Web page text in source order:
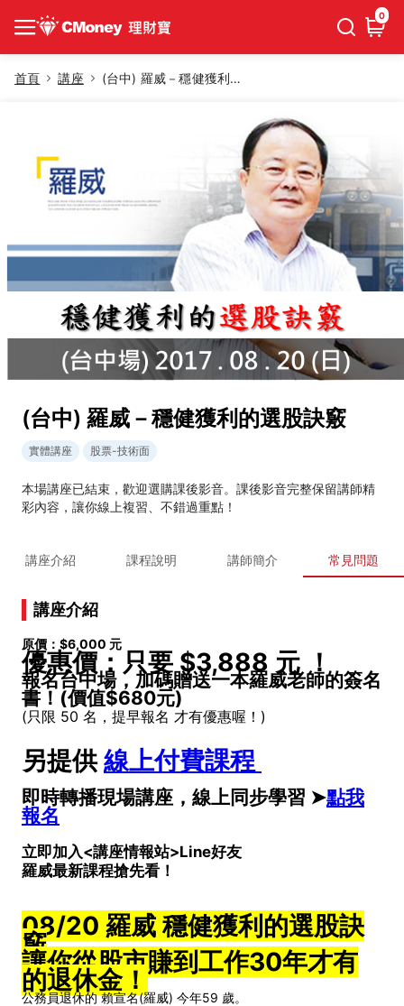
0
首頁 講座 (台中) 羅威－穩健獲利的選股訣竅
(台中) 羅威－穩健獲利的選股訣竅
實體講座 股票-技術面
本場講座已結束，歡迎選購課後影音。課後影音完整保留講師精
彩內容，讓你線上複習、不錯過重點！
講座介紹 課程說明 講師簡介 常見問題
講座介紹
原價： $6,000 元
優惠價：只要 $3,888 元 ！
報名台中場，加碼贈送一本羅威老師的簽名
書！(價值$680元)
(只限 50 名，提早報名 才有優惠喔！)
另提供線上付費課程
即時轉播現場講座，線上同步學習 ➤點我
報名
立即加入<講座情報站>Line好友
羅威最新課程搶先看！
08/20 羅威 穩健獲利的選股訣
竅
讓你從股市賺到工作30年才有
的退休金！
公務員退休的 賴宣名(羅威) 今年59 歲。